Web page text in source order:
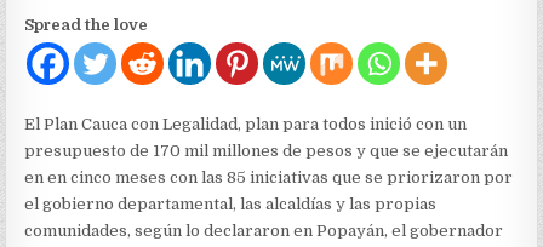
PLAN
CAUCA
CON
PLAN
TODOS
Spread the love
El Plan Cauca con Legalidad, plan para todos inició con un
presupuesto de 170 mil millones de pesos y que se ejecutarán
en en cinco meses con las 85 iniciativas que se priorizaron por
el gobierno departamental, las alcaldías y las propias
comunidades, según lo declararon en Popayán, el gobernador